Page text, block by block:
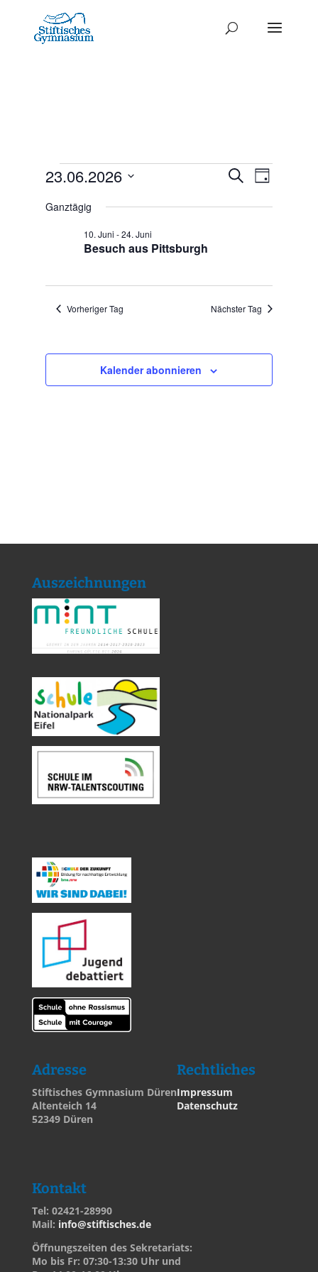
Termine
für
Juni
2026
Termine
Such-
SucheTag
23.06.2026
wählen.
Ganztägig
Besuch aus Pittsburgh
10. Juni -24. Juni
Vorheriger Tag Nächster Tag
Kalender abonnieren
Auszeichnungen
Adresse
Stiftisches Gymnasium Düren
Altenteich 14
52349 Düren
Rechtliches
Impressum
Datenschutz
Kontakt
Tel: 02421-28990
Mail: info@stiftisches.de
Öffnungszeiten des Sekretariats:
Mo bis Fr: 07:30-13:30 Uhr und